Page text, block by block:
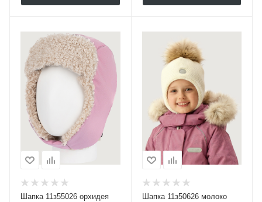
Шапка 11з55026 орхидея Шапка 11з50626 молоко